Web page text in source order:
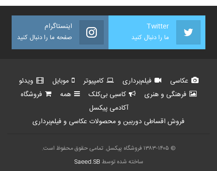
Twitter
ما را دنبال کنید
اینستاگرام
صفحه ما را دنبال کنید
عکاسی فیلم‌برداری کامپیوتر موبایل
ویدئو
فرهنگی و هنری
کاسبی بی‌کلک همه
فروشگاه
آکادمی پیکسل
فروش اقساطی دوربین و محصولات عکاسی و فیلم‌برداری
© ۱۳۸۳-۱۴۰۵ فروشگاه پیکسل. تمامی حقوق محفوظ است.
ساخته شده توسط Saeed.SB